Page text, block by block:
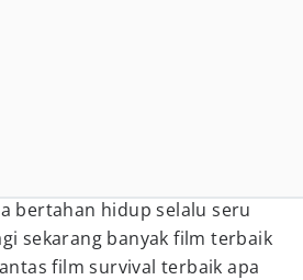
bertahan hidup selalu seru
sekarang banyak film terbaik
film survival terbaik apa